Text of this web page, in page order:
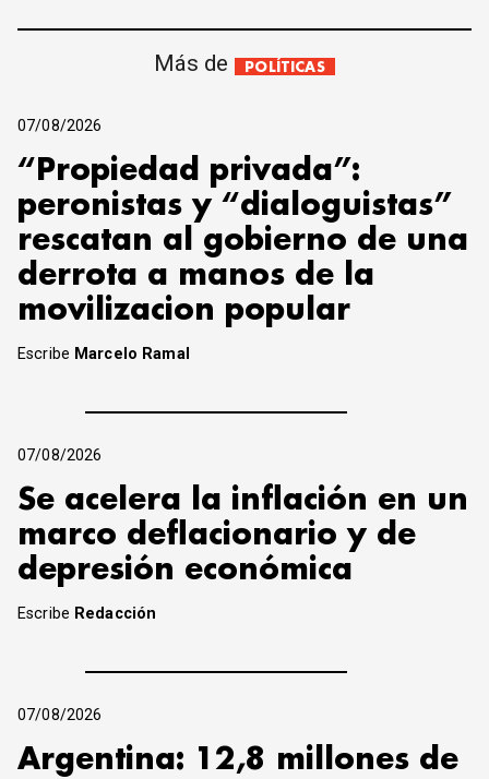
Más de POLÍTICAS
07/08/2026
“Propiedad privada”:
peronistas y “dialoguistas”
rescatan al gobierno de una
derrota a manos de la
movilizacion popular
Escribe Marcelo Ramal
07/08/2026
Se acelera la inflación en un
marco deflacionario y de
depresión económica
Escribe Redacción
07/08/2026
Argentina: 12,8 millones de